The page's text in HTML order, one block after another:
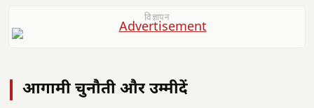
विज्ञापन
आगामी चुनौती और उम्मीदें